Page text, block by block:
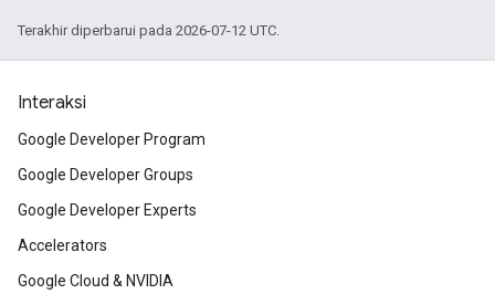
Terakhir diperbarui pada 2026-07-12 UTC.
Interaksi
Google Developer Program
Google Developer Groups
Google Developer Experts
Accelerators
Google Cloud & NVIDIA